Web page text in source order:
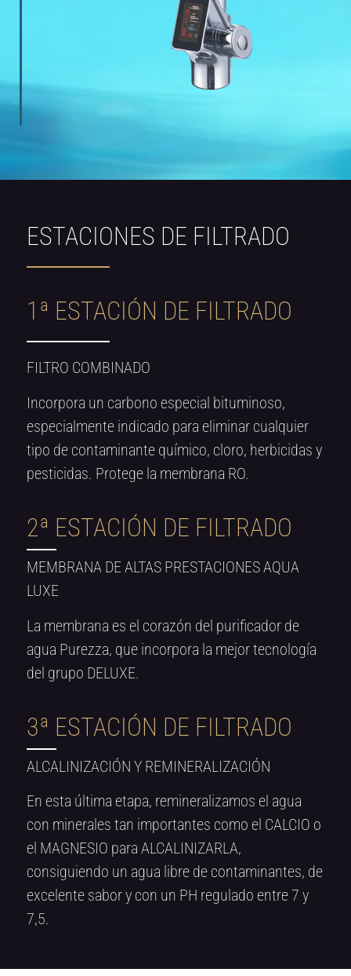
ESTACIONES DE FILTRADO​
1ª ESTACIÓN DE FILTRADO
FILTRO COMBINADO
Incorpora un carbono especial bituminoso,
especialmente indicado para eliminar cualquier
tipo de contaminante químico, cloro, herbicidas y
pesticidas. Protege la membrana RO.
2ª ESTACIÓN DE FILTRADO​
MEMBRANA DE ALTAS PRESTACIONES AQUA
LUXE
La membrana es el corazón del purificador de
agua Purezza, que incorpora la mejor tecnología
del grupo DELUXE.
3ª ESTACIÓN DE FILTRADO
ALCALINIZACIÓN Y REMINERALIZACIÓN
En esta última etapa, remineralizamos el agua
con minerales tan importantes como el CALCIO o
el MAGNESIO para ALCALINIZARLA,
consiguiendo un agua libre de contaminantes, de
excelente sabor y con un PH regulado entre 7 y
7,5.